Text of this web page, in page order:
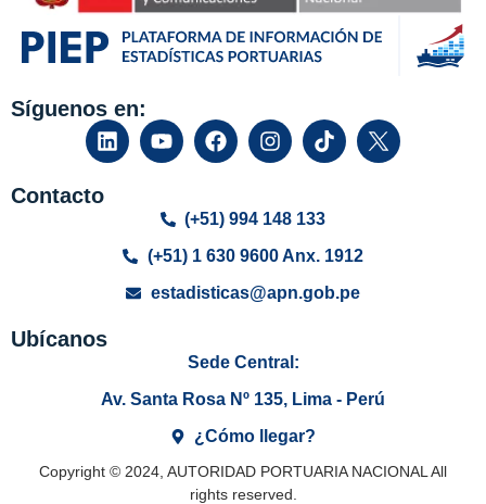
Síguenos en:
Contacto
(+51) 994 148 133
(+51) 1 630 9600 Anx. 1912
estadisticas@apn.gob.pe
Ubícanos
Sede Central:
Av. Santa Rosa Nº 135, Lima - Perú
¿Cómo llegar?
Copyright © 2024, AUTORIDAD PORTUARIA NACIONAL All
rights reserved.